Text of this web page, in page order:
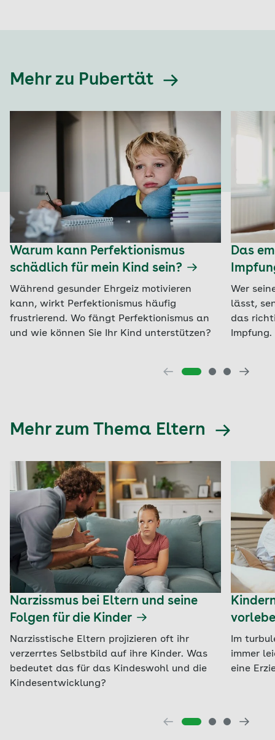
Mehr zu Pubertät
Warum kann Perfektionismus
schädlich für mein Kind sein?
Während gesunder Ehrgeiz motivieren
kann, wirkt Perfektionismus häufig
frustrierend. Wo fängt Perfektionismus an
und wie können Sie Ihr Kind unterstützen?
Das
Wer
lässt,
das
Impfung.
Mehr zum Thema Eltern
Narzissmus bei Eltern und seine
Folgen für die Kinder
Narzisstische Eltern projizieren oft ihr
verzerrtes Selbstbild auf ihre Kinder. Was
bedeutet das für das Kindeswohl und die
Kindesentwicklung?
Im
immer
eine